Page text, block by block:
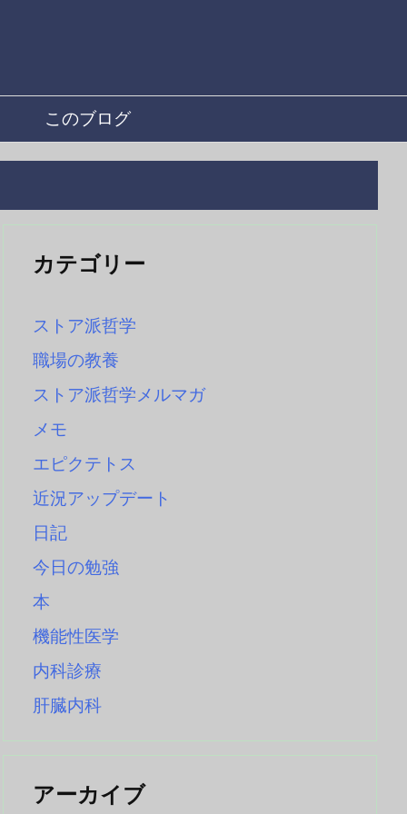
このブログ
カテゴリー
ストア派哲学
職場の教養
ストア派哲学メルマガ
メモ
エピクテトス
近況アップデート
日記
今日の勉強
本
機能性医学
内科診療
肝臓内科
アーカイブ